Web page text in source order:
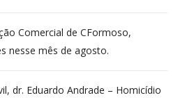
Comercial de CFormoso,
nesse mês de agosto.
dr. Eduardo Andrade – Homicídio